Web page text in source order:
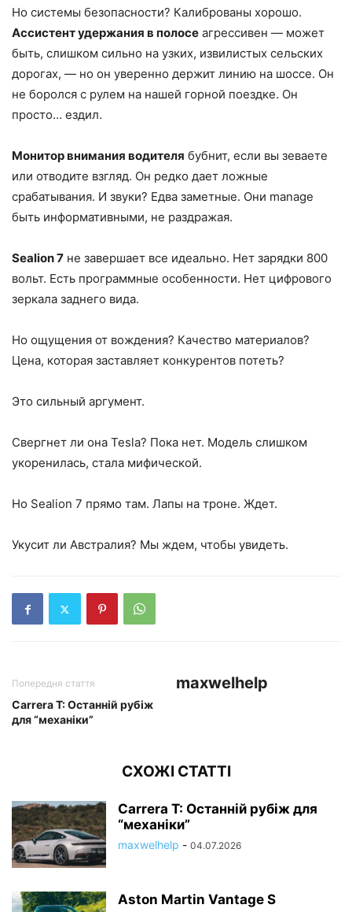
Но системы безопасности? Калиброваны хорошо.
Ассистент удержания в полосе агрессивен — может
быть, слишком сильно на узких, извилистых сельских
дорогах, — но он уверенно держит линию на шоссе. Он
не боролся с рулем на нашей горной поездке. Он
просто… ездил.
Монитор внимания водителя бубнит, если вы зеваете
или отводите взгляд. Он редко дает ложные
срабатывания. И звуки? Едва заметные. Они manage
быть информативными, не раздражая.
Sealion 7 не завершает все идеально. Нет зарядки 800
вольт. Есть программные особенности. Нет цифрового
зеркала заднего вида.
Но ощущения от вождения? Качество материалов?
Цена, которая заставляет конкурентов потеть?
Это сильный аргумент.
Свергнет ли она Tesla? Пока нет. Модель слишком
укоренилась, стала мифической.
Но Sealion 7 прямо там. Лапы на троне. Ждет.
Укусит ли Австралия? Мы ждем, чтобы увидеть.
Попередня стаття
Carrera T: Останній рубіж
для “механіки”
maxwelhelp
СХОЖІ СТАТТІ
Carrera T: Останній рубіж для
“механіки”
maxwelhelp - 04.07.2026
Aston Martin Vantage S